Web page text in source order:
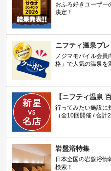
おふろ好きユーザー
決定！
ニフティ温泉プ
ノジマモバイル会
格」で人気の温泉を
【ニフティ温泉
行ってみたい施設に
（全10回開催 / 合計
岩盤浴特集
日本全国の岩盤浴情
検索！